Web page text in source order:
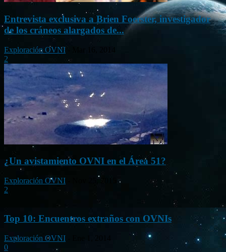
Entrevista exclusiva a Brien Foerster, investigador
de los cráneos alargados de...
Exploración OVNI
2
¿Un avistamiento OVNI en el Área 51?
Exploración OVNI
Nov 25, 2015
2
Top 10: Encuentros extraños con OVNIs
Exploración OVNI
0